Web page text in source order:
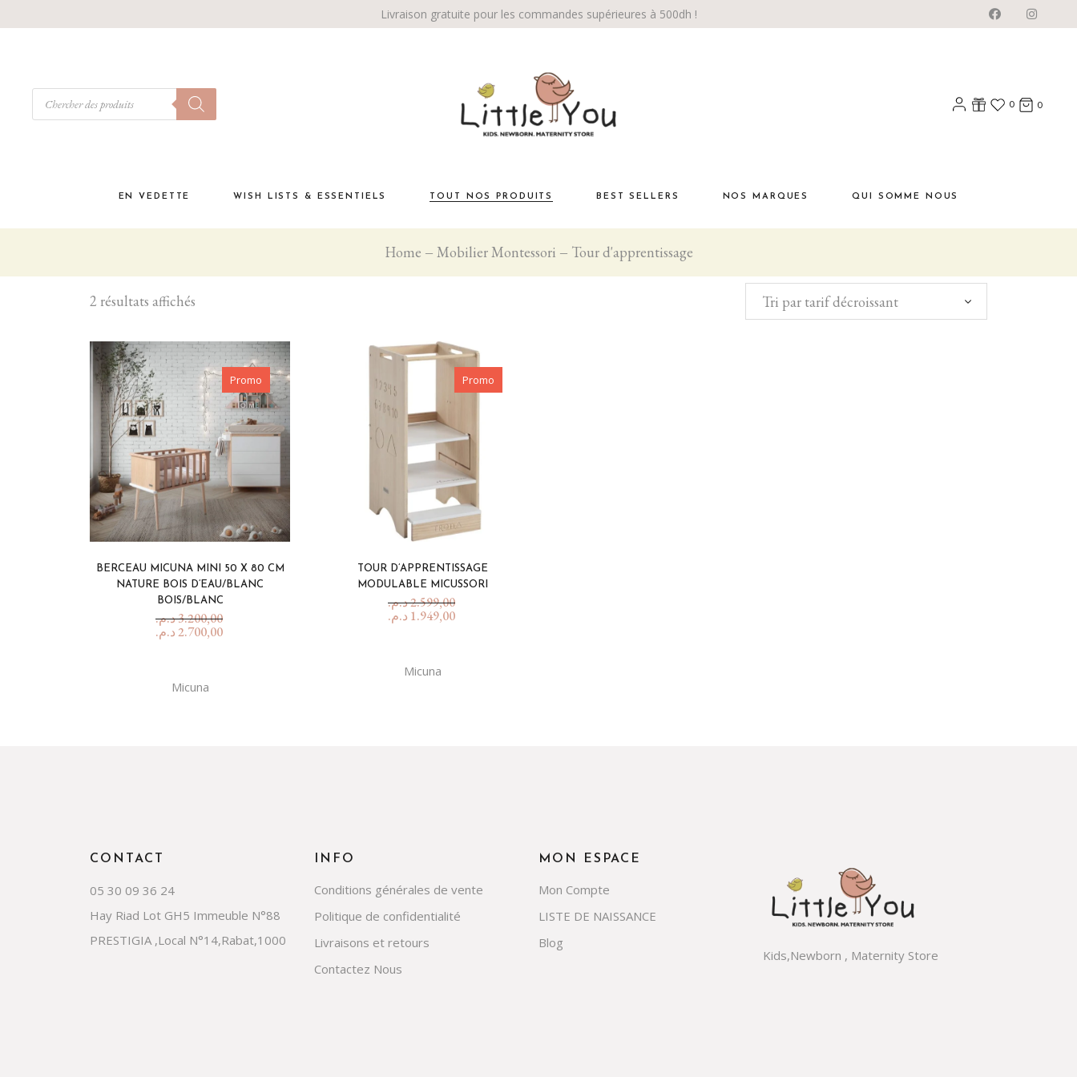
Livraison gratuite pour les commandes supérieures à 500dh !
0 0
EN VEDETTE WISH LISTS & ESSENTIELS
Coffrets cadeaux
Happy 1 Year List
TOUT NOS PRODUITS
Habiller bébé
Bébé marche!
Jouets 1 an et +
Pour Maman
Balade en poussette
Biberons et tétines
Diversification alimentaire
Nourrir bébé
Sécurité
En voiture!
Toilette & soins
BEST SELLERS NOS MARQUES QUI SOMME NOUS
Home Mobilier Montessori Tour d'apprentissage
2 résultats affichés Tri par tarif décroissant
Promo
BERCEAU MICUNA MINI 50 X 80 CM
NATURE BOIS D’EAU/BLANC
BOIS/BLANC
3.200,00د.م.
2.700,00د.م.
Micuna
Promo
TOUR D’APPRENTISSAGE
MODULABLE MICUSSORI
2.599,00د.م.
1.949,00 د.م.
Micuna
CONTACT
05 30 09 36 24
Hay Riad Lot GH5 Immeuble N°88
PRESTIGIA ,Local N°14,Rabat,1000
INFO
Conditions générales de vente
Politique de confidentialité
Livraisons et retours
Contactez Nous
MON ESPACE
Mon Compte
LISTE DE NAISSANCE
Blog
Kids,Newborn , Maternity Store